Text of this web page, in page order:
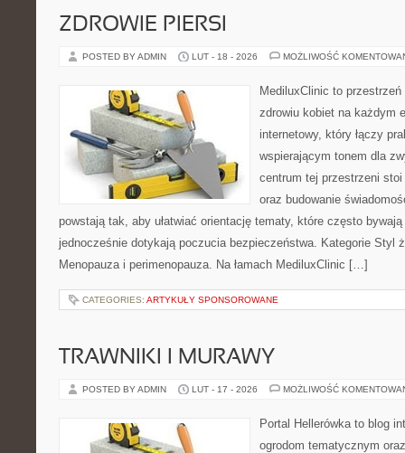
ZDROWIE PIERSI
POSTED BY ADMIN LUT - 18 - 2026 MOŻLIWOŚĆ
MediluxClinic to
zdrowiu kobiet na każdym
internetowy, który łączy
wspierającym tonem dla
centrum tej przestrzeni
oraz budowanie
powstają tak, aby ułatwiać orientację tematy, które często bywają
jednocześnie dotykają poczucia bezpieczeństwa. Kategorie Styl
Menopauza i perimenopauza. Na łamach MediluxClinic […]
CATEGORIES: ARTYKUŁY SPONSOROWANE
TRAWNIKI I MURAWY
POSTED BY ADMIN LUT - 17 - 2026 MOŻLIWOŚĆ
Portal Hellerówka to blog
ogrodom tematycznym